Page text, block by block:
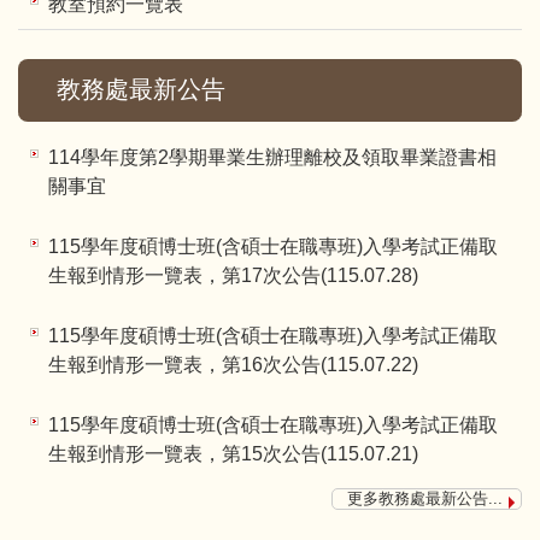
教室預約一覽表
教務處最新公告
114學年度第2學期畢業生辦理離校及領取畢業證書相
關事宜
115學年度碩博士班(含碩士在職專班)入學考試正備取
生報到情形一覽表，第17次公告(115.07.28)
115學年度碩博士班(含碩士在職專班)入學考試正備取
生報到情形一覽表，第16次公告(115.07.22)
115學年度碩博士班(含碩士在職專班)入學考試正備取
生報到情形一覽表，第15次公告(115.07.21)
更多教務處最新公告...